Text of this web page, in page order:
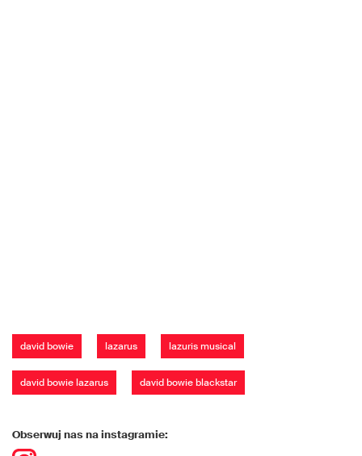
david bowie lazarus lazuris musical
david bowie lazarus david bowie blackstar
Obserwuj nas na instagramie: